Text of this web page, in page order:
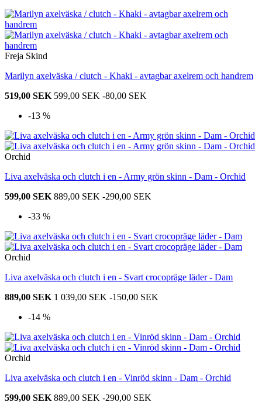
Freja Skind
Marilyn axelväska / clutch - Khaki - avtagbar axelrem och handrem
519,00 SEK 599,00 SEK -80,00 SEK
-13 %
Orchid
Liva axelväska och clutch i en - Army grön skinn - Dam - Orchid
599,00 SEK 889,00 SEK -290,00 SEK
-33 %
Orchid
Liva axelväska och clutch i en - Svart crocopräge läder - Dam
889,00 SEK 1 039,00 SEK -150,00 SEK
-14 %
Orchid
Liva axelväska och clutch i en - Vinröd skinn - Dam - Orchid
599,00 SEK 889,00 SEK -290,00 SEK